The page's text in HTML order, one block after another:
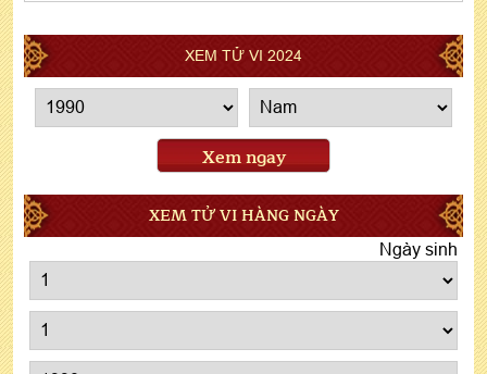
XEM TỬ VI 2024
Xem ngay
XEM TỬ VI HÀNG NGÀY
Ngày sinh